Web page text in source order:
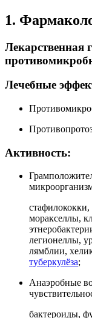
1.
Лечебные
Активность:
стафилококки,
моракселлы,
легионеллы,
лямблии,
туберкулёза;
Анаэробные
бактероиды,